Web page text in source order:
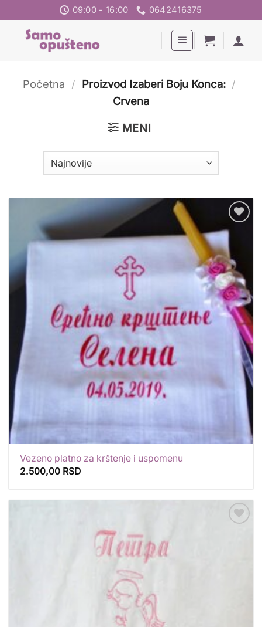
sadržaj
09:00 - 16:00 0642416375
Početna / Proizvod Izaberi Boju Konca: /
Crvena
MENI
Dodaj
listu
želja
Vezeno platno za krštenje i uspomenu
2.500,00 RSD